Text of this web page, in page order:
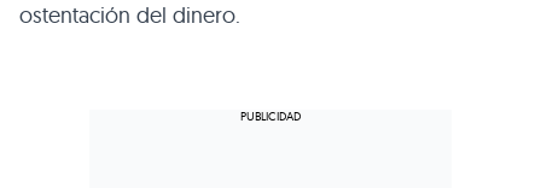
ostentación del dinero.